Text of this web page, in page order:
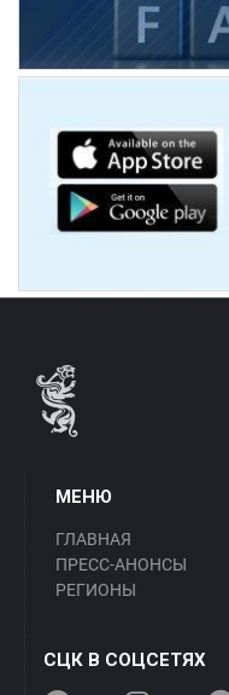
МЕНЮ
ГЛАВНАЯ
ПРЕСС-АНОНСЫ
РЕГИОНЫ
СЦК В СОЦСЕТЯХ